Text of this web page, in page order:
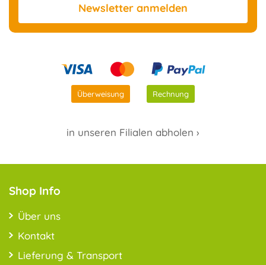
Newsletter anmelden
Überweisung Rechnung
in unseren Filialen abholen ›
Shop Info
Über uns
Kontakt
Lieferung & Transport